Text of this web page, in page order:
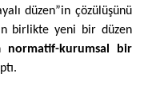
düzen”in çözülüşünü
birlikte yeni bir düzen
normatif-kurumsal bir